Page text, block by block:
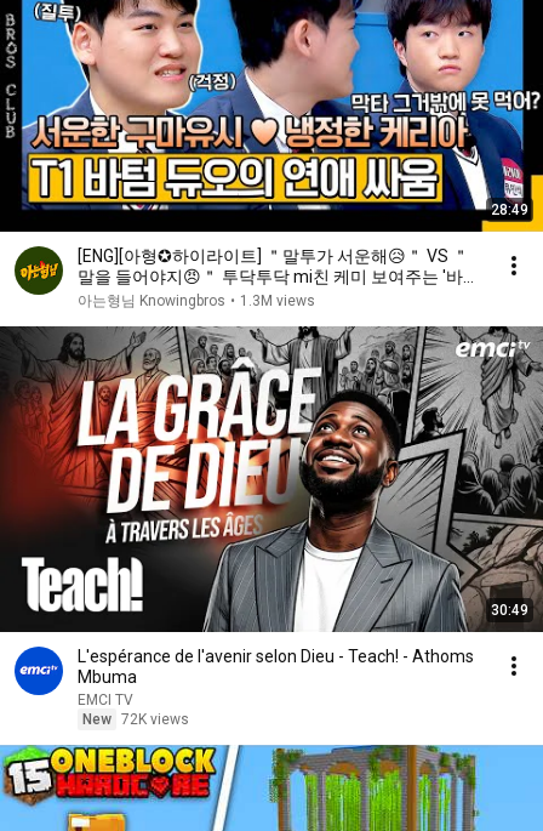
28:49
[ENG][아형✪하이라이트] ＂말투가 서운해😥＂ VS ＂
말을 들어야지😠＂ 투닥투닥 mi친 케미 보여주는 '바텀
듀오' 구마유시X케리아 | 아는 형님 | JTBC 240127 방송
아는형님 Knowingbros • 1.3M views
30:49
L'espérance de l'avenir selon Dieu - Teach! - Athoms
Mbuma
EMCI TV
New 72K views